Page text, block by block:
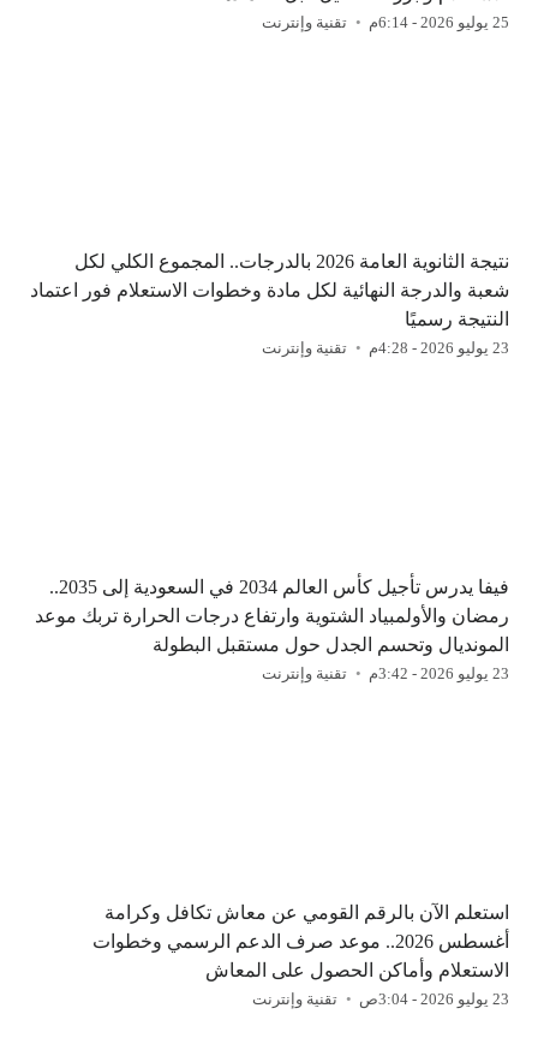
25 يوليو 2026 - 6:14م تقنية وإنترنت
نتيجة الثانوية العامة 2026 بالدرجات.. المجموع الكلي لكل
شعبة والدرجة النهائية لكل مادة وخطوات الاستعلام فور اعتماد
النتيجة رسميًا
23 يوليو 2026 - 4:28م تقنية وإنترنت
فيفا يدرس تأجيل كأس العالم 2034 في السعودية إلى 2035..
رمضان والأولمبياد الشتوية وارتفاع درجات الحرارة تربك موعد
المونديال وتحسم الجدل حول مستقبل البطولة
23 يوليو 2026 - 3:42م تقنية وإنترنت
استعلم الآن بالرقم القومي عن معاش تكافل وكرامة
أغسطس 2026.. موعد صرف الدعم الرسمي وخطوات
الاستعلام وأماكن الحصول على المعاش
23 يوليو 2026 - 3:04ص تقنية وإنترنت